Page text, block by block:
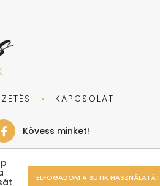
KAPCSOLAT
Kövess minket!
ELFOGADOM A SÜTIK HASZNÁLATÁT